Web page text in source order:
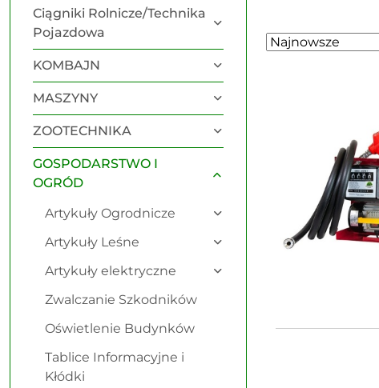
Ciągniki Rolnicze/Technika
Pojazdowa
KOMBAJN
MASZYNY
ZOOTECHNIKA
GOSPODARSTWO I
OGRÓD
Artykuły Ogrodnicze
Artykuły Leśne
Artykuły elektryczne
Zwalczanie Szkodników
Oświetlenie Budynków
Tablice Informacyjne i
Kłódki
Zastosowano
Sortuj